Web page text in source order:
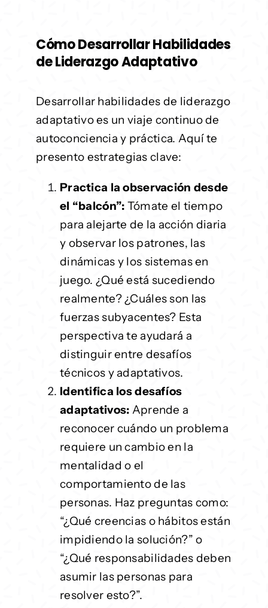
Cómo Desarrollar Habilidades
de Liderazgo Adaptativo
Desarrollar habilidades de liderazgo
adaptativo es un viaje continuo de
autoconciencia y práctica. Aquí te
presento estrategias clave:
Practica la observación desde
el “balcón”: Tómate el tiempo
para alejarte de la acción diaria
y observar los patrones, las
dinámicas y los sistemas en
juego. ¿Qué está sucediendo
realmente? ¿Cuáles son las
fuerzas subyacentes? Esta
perspectiva te ayudará a
distinguir entre desafíos
técnicos y adaptativos.
Identifica los desafíos
adaptativos: Aprende a
reconocer cuándo un problema
requiere un cambio en la
mentalidad o el
comportamiento de las
personas. Haz preguntas como:
“¿Qué creencias o hábitos están
impidiendo la solución?” o
“¿Qué responsabilidades deben
asumir las personas para
resolver esto?”.